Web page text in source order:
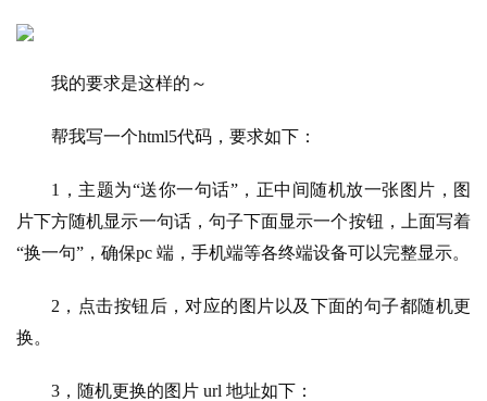
我的要求是这样的～
帮我写一个html5代码，要求如下：
1，主题为“送你一句话”，正中间随机放一张图片，图
片下方随机显示一句话，句子下面显示一个按钮，上面写着
“换一句”，确保pc 端，手机端等各终端设备可以完整显示。
2，点击按钮后，对应的图片以及下面的句子都随机更
换。
3，随机更换的图片 url 地址如下：